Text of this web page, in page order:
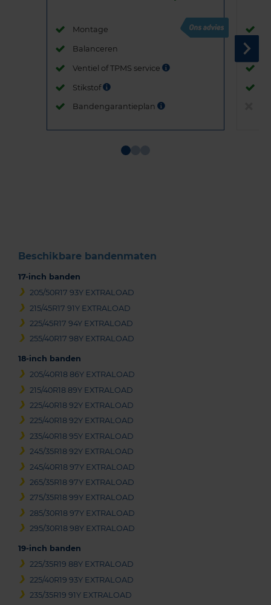
Montage
Balanceren
Ventiel of TPMS service
Stikstof
Bandengarantieplan
Beschikbare bandenmaten
17-inch banden
205/50R17 93Y EXTRALOAD
215/45R17 91Y EXTRALOAD
225/45R17 94Y EXTRALOAD
255/40R17 98Y EXTRALOAD
18-inch banden
205/40R18 86Y EXTRALOAD
215/40R18 89Y EXTRALOAD
225/40R18 92Y EXTRALOAD
225/40R18 92Y EXTRALOAD
235/40R18 95Y EXTRALOAD
245/35R18 92Y EXTRALOAD
245/40R18 97Y EXTRALOAD
265/35R18 97Y EXTRALOAD
275/35R18 99Y EXTRALOAD
285/30R18 97Y EXTRALOAD
295/30R18 98Y EXTRALOAD
19-inch banden
225/35R19 88Y EXTRALOAD
225/40R19 93Y EXTRALOAD
235/35R19 91Y EXTRALOAD